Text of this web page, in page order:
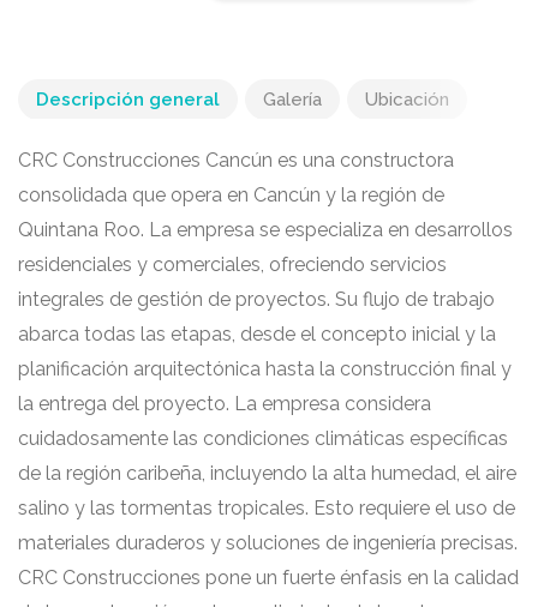
Descripción general Galería Ubicación
CRC Construcciones Cancún es una constructora
consolidada que opera en Cancún y la región de
Quintana Roo. La empresa se especializa en desarrollos
residenciales y comerciales, ofreciendo servicios
integrales de gestión de proyectos. Su flujo de trabajo
abarca todas las etapas, desde el concepto inicial y la
planificación arquitectónica hasta la construcción final y
la entrega del proyecto. La empresa considera
cuidadosamente las condiciones climáticas específicas
de la región caribeña, incluyendo la alta humedad, el aire
salino y las tormentas tropicales. Esto requiere el uso de
materiales duraderos y soluciones de ingeniería precisas.
CRC Construcciones pone un fuerte énfasis en la calidad